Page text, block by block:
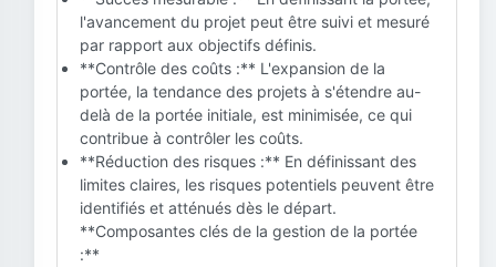
l'avancement du projet peut être suivi et mesuré
par rapport aux objectifs définis.
**Contrôle des coûts :** L'expansion de la
portée, la tendance des projets à s'étendre au-
delà de la portée initiale, est minimisée, ce qui
contribue à contrôler les coûts.
**Réduction des risques :** En définissant des
limites claires, les risques potentiels peuvent être
identifiés et atténués dès le départ.
**Composantes clés de la gestion de la portée
:**